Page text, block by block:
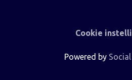
Cookie
Powered by